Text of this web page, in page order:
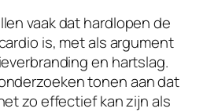
vaak dat hardlopen de
is, met als argument
en hartslag.
tonen aan dat
zo effectief kan zijn als